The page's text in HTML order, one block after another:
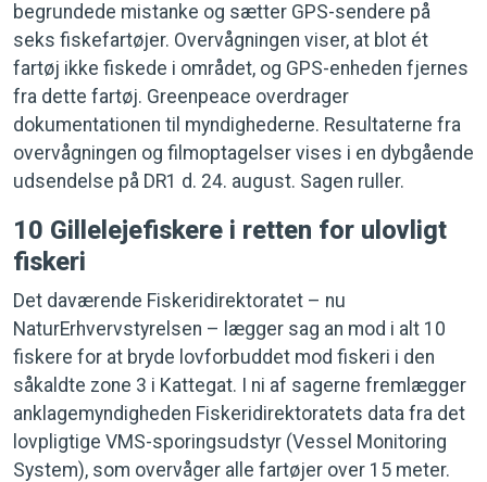
begrundede mistanke og sætter GPS-sendere på
seks fiskefartøjer. Overvågningen viser, at blot ét
fartøj ikke fiskede i området, og GPS-enheden fjernes
fra dette fartøj. Greenpeace overdrager
dokumentationen til myndighederne. Resultaterne fra
overvågningen og filmoptagelser vises i en dybgående
udsendelse på DR1 d. 24. august. Sagen ruller.
10 Gillelejefiskere i retten for ulovligt
fiskeri
Det daværende Fiskeridirektoratet – nu
NaturErhvervstyrelsen – lægger sag an mod i alt 10
fiskere for at bryde lovforbuddet mod fiskeri i den
såkaldte zone 3 i Kattegat. I ni af sagerne fremlægger
anklagemyndigheden Fiskeridirektoratets data fra det
lovpligtige VMS-sporingsudstyr (Vessel Monitoring
System), som overvåger alle fartøjer over 15 meter.